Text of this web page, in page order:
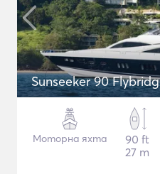
Sunseeker 90
Моторна яхта
90 ft
27 m